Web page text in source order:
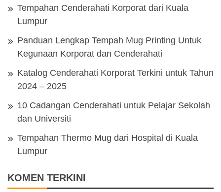
Tempahan Cenderahati Korporat dari Kuala
Lumpur
Panduan Lengkap Tempah Mug Printing Untuk
Kegunaan Korporat dan Cenderahati
Katalog Cenderahati Korporat Terkini untuk Tahun
2024 – 2025
10 Cadangan Cenderahati untuk Pelajar Sekolah
dan Universiti
Tempahan Thermo Mug dari Hospital di Kuala
Lumpur
KOMEN TERKINI